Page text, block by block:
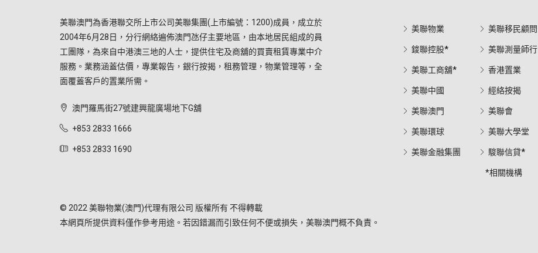
美聯澳門為香港聯交所上市公司美聯集團(上市編號：1200)成員，成立於
2004年6月28日，分行網絡遍佈澳門氹仔主要地區，由本地居民組成的員
工團隊，為來自中港澳三地的人士，提供住宅及商舖的買賣租賃專業中介
服務。業務涵蓋估價，專業報告，銀行按揭，租務管理，物業管理等，全
面覆蓋客戶的置業所需。
澳門羅馬街27號建興龍廣場地下G舖
+853 2833 1666
+853 2833 1690
美聯物業
鋑聯控股*
美聯工商舖*
美聯中國
美聯澳門
美聯環球
美聯金融集團
美聯移民顧問
美聯測量師行
香港置業
經絡按揭
美聯會
美聯大學堂
駿聯信貸*
*相關機構
© 2022 美聯物業(澳門)代理有限公司 版權所有 不得轉載
本網頁所提供資料僅作參考用途。若因錯漏而引致任何不便或損失，美聯澳門概不負責。